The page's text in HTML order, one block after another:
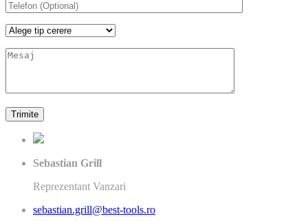
Sebastian Grill
Reprezentant Vanzari
sebastian.grill@best-tools.ro